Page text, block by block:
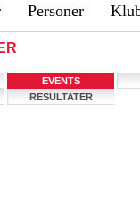
Personer
EVENTS
RESULTATER